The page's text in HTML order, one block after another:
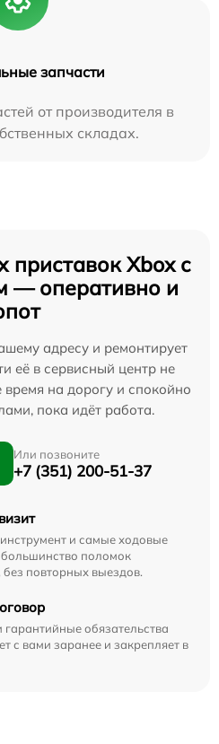
запчасти
от производителя в
складах.
приставок Xbox с
— оперативно и
адресу и ремонтирует
её в сервисный центр не
время на дорогу и спокойно
пока идёт работа.
Или позвоните
+7 (351) 200-51-37
и самые ходовые
большинство поломок
без повторных выездов.
гарантийные обязательства
с вами заранее и закрепляет в